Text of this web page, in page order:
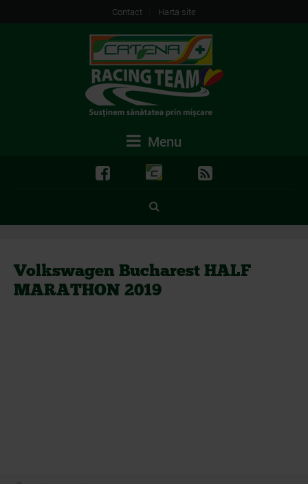
Contact Harta site
Menu
Volkswagen Bucharest HALF
MARATHON 2019